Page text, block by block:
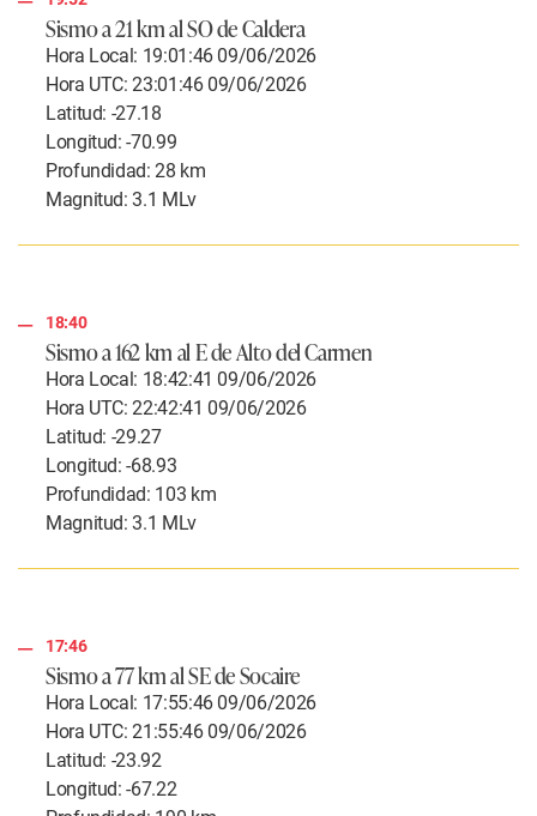
Sismo a 21 km al SO de Caldera
Hora Local: 19:01:46 09/06/2026
Hora UTC: 23:01:46 09/06/2026
Latitud: -27.18
Longitud: -70.99
Profundidad: 28 km
Magnitud: 3.1 MLv
18:40
Sismo a 162 km al E de Alto del Carmen
Hora Local: 18:42:41 09/06/2026
Hora UTC: 22:42:41 09/06/2026
Latitud: -29.27
Longitud: -68.93
Profundidad: 103 km
Magnitud: 3.1 MLv
17:46
Sismo a 77 km al SE de Socaire
Hora Local: 17:55:46 09/06/2026
Hora UTC: 21:55:46 09/06/2026
Latitud: -23.92
Longitud: -67.22